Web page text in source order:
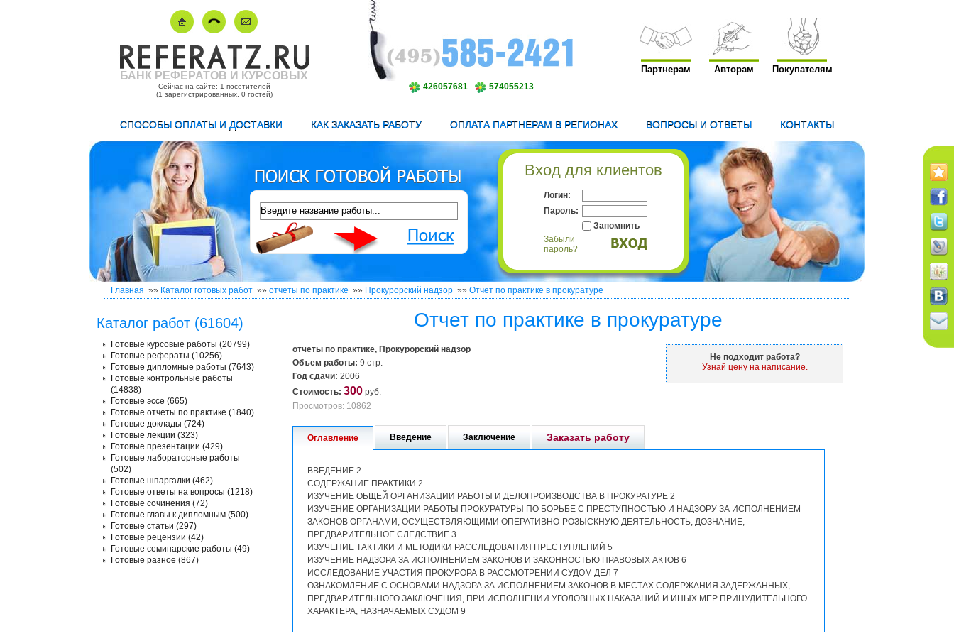
БАНК РЕФЕРАТОВ И КУРСОВЫХ
Сейчас на сайте: 1 посетителей
(1 зарегистрированных, 0 гостей)
426057681 574055213
Партнерам Авторам Покупателям
СПОСОБЫ ОПЛАТЫ И ДОСТАВКИ КАК ЗАКАЗАТЬ РАБОТУ ОПЛАТА ПАРТНЕРАМ В РЕГИОНАХ ВОПРОСЫ И ОТВЕТЫ КОНТАКТЫ
Вход для клиентов
Логин:
Пароль:
Запомнить
Забыли
пароль?
Главная »» Каталог готовых работ »» отчеты по практике »» Прокурорский надзор »» Отчет по практике в прокуратуре
Отчет по практике в прокуратуре
отчеты по практике, Прокурорский надзор
Объем работы: 9 стр.
Год сдачи: 2006
Стоимость: 300 руб.
Просмотров: 10862
Не подходит работа?
Узнай цену на написание.
Оглавление Введение Заключение Заказать работу
ВВЕДЕНИЕ 2
СОДЕРЖАНИЕ ПРАКТИКИ 2
ИЗУЧЕНИЕ ОБЩЕЙ ОРГАНИЗАЦИИ РАБОТЫ И ДЕЛОПРОИЗВОДСТВА В ПРОКУРАТУРЕ 2
ИЗУЧЕНИЕ ОРГАНИЗАЦИИ РАБОТЫ ПРОКУРАТУРЫ ПО БОРЬБЕ С ПРЕСТУПНОСТЬЮ И НАДЗОРУ ЗА ИСПОЛНЕНИЕМ
ЗАКОНОВ ОРГАНАМИ, ОСУЩЕСТВЛЯЮЩИМИ ОПЕРАТИВНО-РОЗЫСКНУЮ ДЕЯТЕЛЬНОСТЬ, ДОЗНАНИЕ,
ПРЕДВАРИТЕЛЬНОЕ СЛЕДСТВИЕ 3
ИЗУЧЕНИЕ ТАКТИКИ И МЕТОДИКИ РАССЛЕДОВАНИЯ ПРЕСТУПЛЕНИЙ 5
ИЗУЧЕНИЕ НАДЗОРА ЗА ИСПОЛНЕНИЕМ ЗАКОНОВ И ЗАКОННОСТЬЮ ПРАВОВЫХ АКТОВ 6
ИССЛЕДОВАНИЕ УЧАСТИЯ ПРОКУРОРА В РАССМОТРЕНИИ СУДОМ ДЕЛ 7
ОЗНАКОМЛЕНИЕ С ОСНОВАМИ НАДЗОРА ЗА ИСПОЛНЕНИЕМ ЗАКОНОВ В МЕСТАХ СОДЕРЖАНИЯ ЗАДЕРЖАННЫХ,
ПРЕДВАРИТЕЛЬНОГО ЗАКЛЮЧЕНИЯ, ПРИ ИСПОЛНЕНИИ УГОЛОВНЫХ НАКАЗАНИЙ И ИНЫХ МЕР ПРИНУДИТЕЛЬНОГО
ХАРАКТЕРА, НАЗНАЧАЕМЫХ СУДОМ 9
Каталог работ (61604)
Готовые курсовые работы (20799)
Готовые рефераты (10256)
Готовые дипломные работы (7643)
Готовые контрольные работы
(14838)
Готовые эссе (665)
Готовые отчеты по практике (1840)
Готовые доклады (724)
Готовые лекции (323)
Готовые презентации (429)
Готовые лабораторные работы
(502)
Готовые шпаргалки (462)
Готовые ответы на вопросы (1218)
Готовые сочинения (72)
Готовые главы к дипломным (500)
Готовые статьи (297)
Готовые рецензии (42)
Готовые семинарские работы (49)
Готовые разное (867)